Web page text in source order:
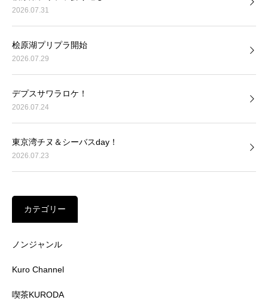
2026.07.31
桧原湖プリプラ開始
2026.07.29
デプスサワラロケ！
2026.07.24
東京湾チヌ＆シーバスday！
2026.07.23
カテゴリー
ノンジャンル
Kuro Channel
喫茶KURODA